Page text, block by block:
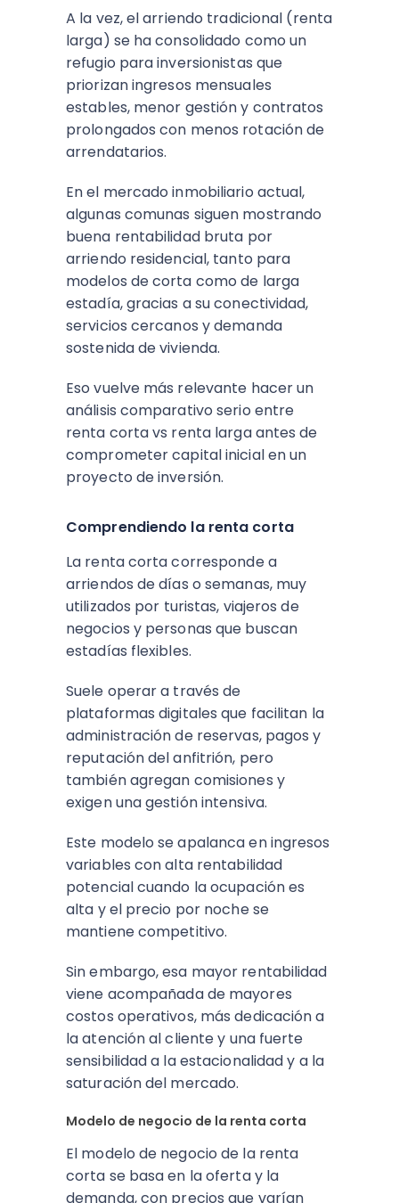
A la vez, el arriendo tradicional (renta
larga) se ha consolidado como un
refugio para inversionistas que
priorizan ingresos mensuales
estables, menor gestión y contratos
prolongados con menos rotación de
arrendatarios.​
En el mercado inmobiliario actual,
algunas comunas siguen mostrando
buena rentabilidad bruta por
arriendo residencial, tanto para
modelos de corta como de larga
estadía, gracias a su conectividad,
servicios cercanos y demanda
sostenida de vivienda.
Eso vuelve más relevante hacer un
análisis comparativo serio entre
renta corta vs renta larga antes de
comprometer capital inicial en un
proyecto de inversión.​
Comprendiendo la renta corta
La renta corta corresponde a
arriendos de días o semanas, muy
utilizados por turistas, viajeros de
negocios y personas que buscan
estadías flexibles.
Suele operar a través de
plataformas digitales que facilitan la
administración de reservas, pagos y
reputación del anfitrión, pero
también agregan comisiones y
exigen una gestión intensiva.​
Este modelo se apalanca en ingresos
variables con alta rentabilidad
potencial cuando la ocupación es
alta y el precio por noche se
mantiene competitivo.
Sin embargo, esa mayor rentabilidad
viene acompañada de mayores
costos operativos, más dedicación a
la atención al cliente y una fuerte
sensibilidad a la estacionalidad y a la
saturación del mercado.​
Modelo de negocio de la renta corta
El modelo de negocio de la renta
corta se basa en la oferta y la
demanda, con precios que varían